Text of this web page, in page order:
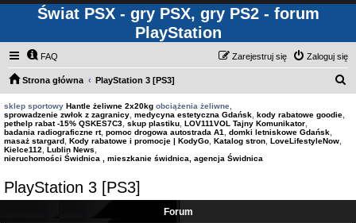
Świat PSX - gry PSX, gry PS2 - forum
PlayStation
FAQ Zaloguj się
Zarejestruj się
Strona główna PlayStation 3 [PS3]
sklep sportowy Hantle żeliwne 2x20kg obciążenia żeliwne,
sprowadzenie zwłok z zagranicy medycyna estetyczna Gdańsk kody rabatowe goodie
pethelp rabat -15% QSKES7C3 skup plastiku LOV111VOL Tajny Komunikator
badania radiograficzne rt, pomoc drogowa autostrada A1 domki letniskowe Gdańsk
masaż stargard Kody rabatowe i promocje | KodyGo Katalog stron LoveLifestyleNow
Kielce112
Lublin News
nieruchomości Świdnica , mieszkanie świdnica, agencja Świdnica
PlayStation 3 [PS3]
Forum